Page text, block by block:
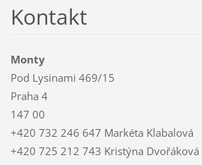
Kontakt
Monty
Pod Lysinami 469/15
Praha 4
147 00
+420 732 246 647 Markéta Klabalová
+420 725 212 743 Kristýna Dvořáková